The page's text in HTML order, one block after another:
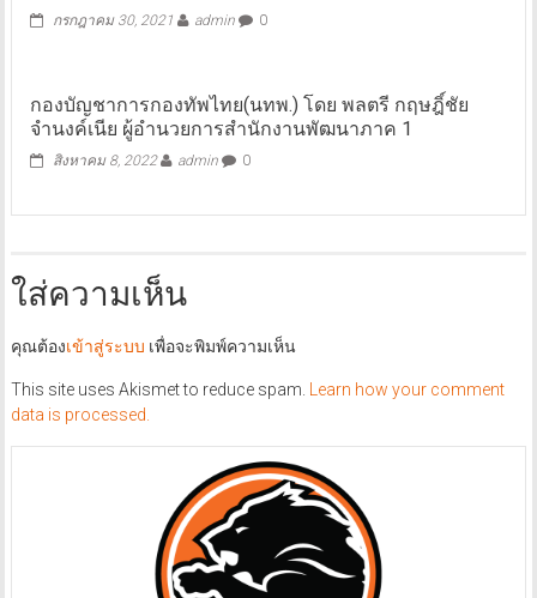
กรกฎาคม 30, 2021 admin 0
กองบัญชาการกองทัพไทย(นทพ.) โดย พลตรี กฤษฎิ์ชัย
จำนงค์เนีย ผู้อำนวยการสำนักงานพัฒนาภาค 1
สิงหาคม 8, 2022 admin 0
ใส่ความเห็น
คุณต้องเข้าสู่ระบบ เพื่อจะพิมพ์ความเห็น
This site uses Akismet to reduce spam.
Learn how your comment
data is processed.